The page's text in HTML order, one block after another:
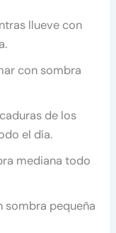
llueve con
con sombra
de los
el día.
mediana todo
sombra pequeña